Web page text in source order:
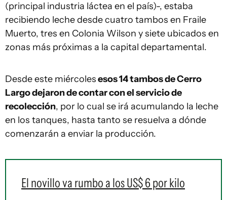
(principal industria láctea en el país)-, estaba
recibiendo leche desde cuatro tambos en Fraile
Muerto, tres en Colonia Wilson y siete ubicados en
zonas más próximas a la capital departamental.
Desde este miércolesesos 14 tambos de Cerro
Largo dejaron de contar con el servicio de
recolección, por lo cual se irá acumulando la leche
en los tanques, hasta tanto se resuelva a dónde
comenzarán a enviar la producción.
El novillo va rumbo a los US$ 6 por kilo